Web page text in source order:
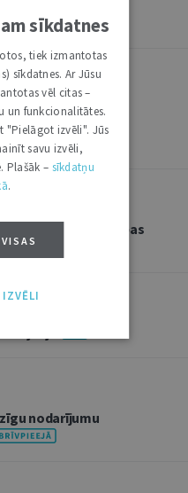
jūlijs
juridiskie aspekti
un būvniecības
jūlijs
nodarījumu
sīkdatnes
tiek izmantotas
sīkdatnes. Ar Jūsu
vēl citas –
un funkcionalitātes.
"Pielāgot izvēli". Jūs
savu izvēli,
Plašāk – sīkdatņu
.